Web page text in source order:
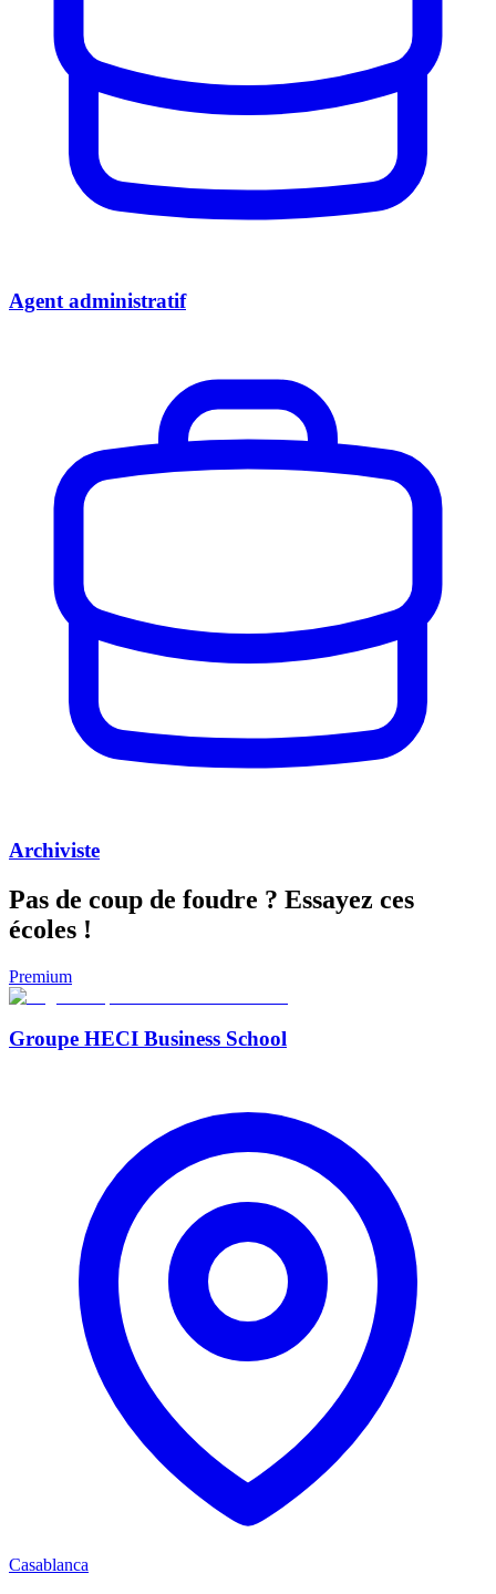
Agent administratif
Archiviste
Pas de coup de foudre ? Essayez ces
écoles !
Premium
Groupe HECI Business School
Casablanca